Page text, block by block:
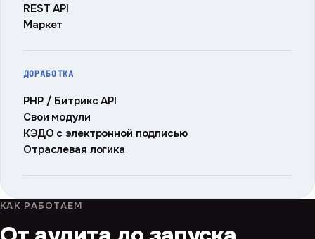
REST API
Маркет
ДОРАБОТКА
PHP / Битрикс API
Свои модули
КЭДО с электронной подписью
Отраслевая логика
КАК РАБОТАЕМ